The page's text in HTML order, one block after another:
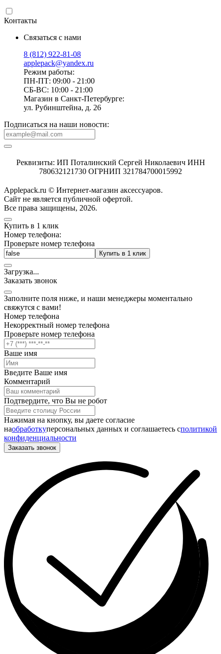
Контакты
Связаться с нами
8 (812) 922-81-08
applepack@yandex.ru
Режим работы:
ПН-ПТ: 09:00 - 21:00
СБ-ВС: 10:00 - 21:00
Магазин в Санкт-Петербурге:
ул. Рубинштейна, д. 26
Подписаться на наши новости:
Реквизиты: ИП Поталинский Сергей Николаевич ИНН
780632121730 ОГРНИП 321784700015992
Applepack.ru © Интернет-магазин аксессуаров.
Cайт не является публичной офертой.
Все права защищены, 2026.
Купить в 1 клик
Номер телефона:
Проверьте номер телефона
Купить в 1 клик
Загрузка...
Заказать звонок
Заполните поля ниже, и наши менеджеры моментально
свяжутся с вами!
Номер телефона
Некорректный номер телефона
Проверьте номер телефона
Ваше имя
Введите Ваше имя
Комментарий
Подтвердите, что Вы не робот
Нажимая на кнопку, вы даете согласие
наобработкуперсональных данных и соглашаетесь cполитикой
конфиденциальности
Заказать звонок